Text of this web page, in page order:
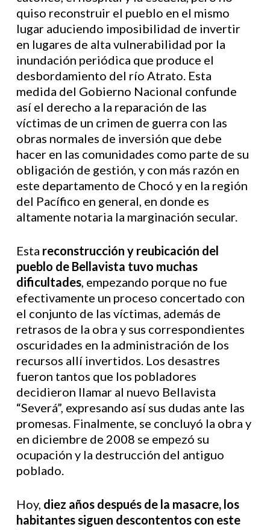
quiso reconstruir el pueblo en el mismo
lugar aduciendo imposibilidad de invertir
en lugares de alta vulnerabilidad por la
inundación periódica que produce el
desbordamiento del río Atrato. Esta
medida del Gobierno Nacional confunde
así el derecho a la reparación de las
víctimas de un crimen de guerra con las
obras normales de inversión que debe
hacer en las comunidades como parte de su
obligación de gestión, y con más razón en
este departamento de Chocó y en la región
del Pacífico en general, en donde es
altamente notaria la marginación secular.
Esta reconstrucción y reubicación del
pueblo de Bellavista tuvo muchas
dificultades, empezando porque no fue
efectivamente un proceso concertado con
el conjunto de las víctimas, además de
retrasos de la obra y sus correspondientes
oscuridades en la administración de los
recursos allí invertidos. Los desastres
fueron tantos que los pobladores
decidieron llamar al nuevo Bellavista
“Severá”, expresando así sus dudas ante las
promesas. Finalmente, se concluyó la obra y
en diciembre de 2008 se empezó su
ocupación y la destrucción del antiguo
poblado.
Hoy, diez años después de la masacre, los
habitantes siguen descontentos con este